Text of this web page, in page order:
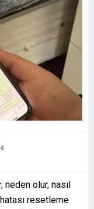
neden olur, nasıl
resetleme